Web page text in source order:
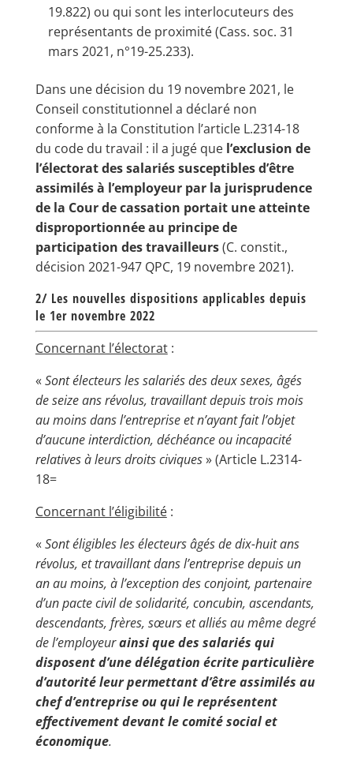
19.822) ou qui sont les interlocuteurs des
représentants de proximité (Cass. soc. 31
mars 2021, n°19-25.233).
Dans une décision du 19 novembre 2021, le
Conseil constitutionnel a déclaré non
conforme à la Constitution l’article L.2314-18
du code du travail : il a jugé que l’exclusion de
l’électorat des salariés susceptibles d’être
assimilés à l’employeur par la jurisprudence
de la Cour de cassation portait une atteinte
disproportionnée au principe de
participation des travailleurs(C. constit.,
décision 2021-947 QPC, 19 novembre 2021).
2/ Les nouvelles dispositions applicables depuis
le 1er novembre 2022
Concernant l’électorat:
«Sont électeurs les salariés des deux sexes, âgés
de seize ans révolus, travaillant depuis trois mois
au moins dans l’entreprise et n’ayant fait l’objet
d’aucune interdiction, déchéance ou incapacité
relatives à leurs droits civiques» (Article L.2314-
18=
Concernant l’éligibilité:
«Sont éligibles les électeurs âgés de dix-huit ans
révolus, et travaillant dans l’entreprise depuis un
an au moins, à l’exception des conjoint, partenaire
d’un pacte civil de solidarité, concubin, ascendants,
descendants, frères, sœurs et alliés au même degré
de l’employeurainsi que des salariés qui
disposent d’une délégation écrite particulière
d’autorité leur permettant d’être assimilés au
chef d’entreprise ou qui le représentent
effectivement devant le comité social et
économique.